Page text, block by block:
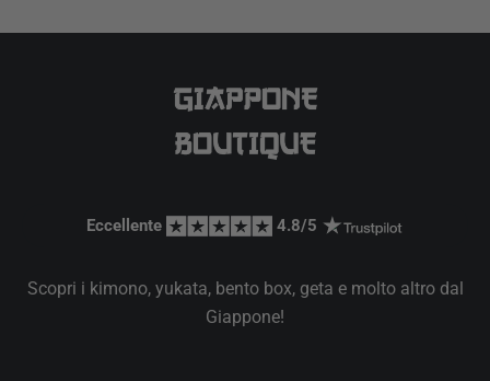
Eccellente 4.8/5
Scopri i kimono, yukata, bento box, geta e molto altro dal
Giappone!